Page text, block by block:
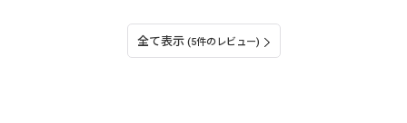
全て表示 (5件のレビュー)